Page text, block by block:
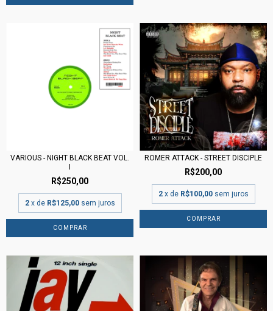
VARIOUS - NIGHT BLACK BEAT VOL.
R$250,00
2 x de R$125,00 sem juros
ROMER ATTACK - STREET DISCIPLE
R$200,00
2 x de R$100,00 sem juros